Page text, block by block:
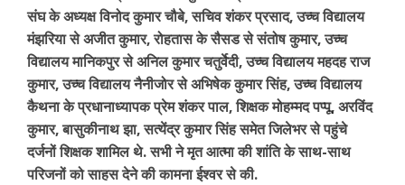
संघ के अध्यक्ष विनोद कुमार चौबे, सचिव शंकर प्रसाद, उच्च विद्यालय
मंझरिया से अजीत कुमार, रोहतास के सैसड से संतोष कुमार, उच्च
विद्यालय मानिकपुर से अनिल कुमार चतुर्वेदी, उच्च विद्यालय महदह राज
कुमार, उच्च विद्यालय नैनीजोर से अभिषेक कुमार सिंह, उच्च विद्यालय
कैथना के प्रधानाध्यापक प्रेम शंकर पाल, शिक्षक मोहम्मद पप्पू, अरविंद
कुमार, बासुकीनाथ झा, सत्येंद्र कुमार सिंह समेत जिलेभर से पहुंचे
दर्जनों शिक्षक शामिल थे. सभी ने मृत आत्मा की शांति के साथ-साथ
परिजनों को साहस देने की कामना ईश्वर से की.